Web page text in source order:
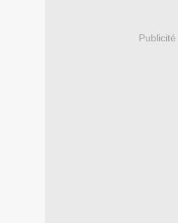
Publicité